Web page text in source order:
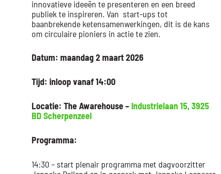
innovatieve ideeën te presenteren en een breed
publiek te inspireren. Van start-ups tot
baanbrekende ketensamenwerkingen, dit is de kans
om circulaire pioniers in actie te zien.
Datum: maandag 2 maart 2026
Tijd: inloop vanaf 14:00
Locatie: The Awarehouse – Industrielaan 15, 3925
BD Scherpenzeel
Programma:
14:30 – start plenair programma met dagvoorzitter